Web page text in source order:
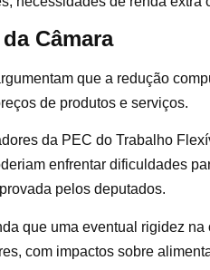
Câmara
que a redução
de produtos e serviços.
da PEC do Trabalho
enfrentar dificuldades
pelos deputados.
que uma eventual rigidez
com impactos sobre